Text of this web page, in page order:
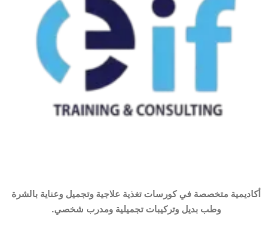
أكاديمية متخصصة في كورسات تغذية علاجية وتجميل وعناية بالشرة
وطب بديل وتركيبات تجميلية ومدرب شخصي.